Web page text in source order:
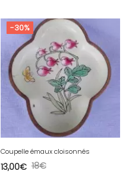
-30%
Coupelle émaux cloisonnés
18€
13,00€